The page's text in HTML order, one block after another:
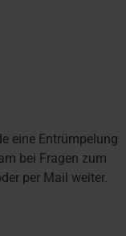
eine Entrümpelung
bei Fragen zum
per Mail weiter.